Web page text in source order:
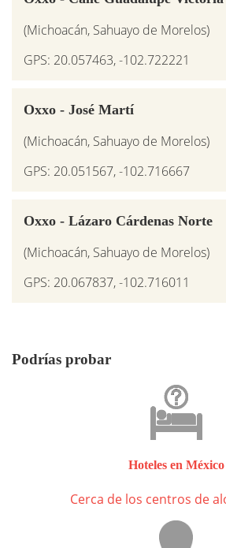
(Michoacán, Sahuayo de Morelos)
GPS: 20.057463, -102.722221
Oxxo - José Martí
(Michoacán, Sahuayo de Morelos)
GPS: 20.051567, -102.716667
Oxxo - Lázaro Cárdenas Norte
(Michoacán, Sahuayo de Morelos)
GPS: 20.067837, -102.716011
Podrías probar
Hoteles en México
Cerca de los centros de